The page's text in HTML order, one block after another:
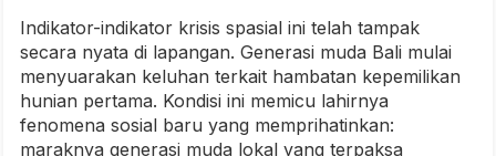
Indikator-indikator krisis spasial ini telah tampak
secara nyata di lapangan. Generasi muda Bali mulai
menyuarakan keluhan terkait hambatan kepemilikan
hunian pertama. Kondisi ini memicu lahirnya
fenomena sosial baru yang memprihatinkan:
maraknya generasi muda lokal yang terpaksa